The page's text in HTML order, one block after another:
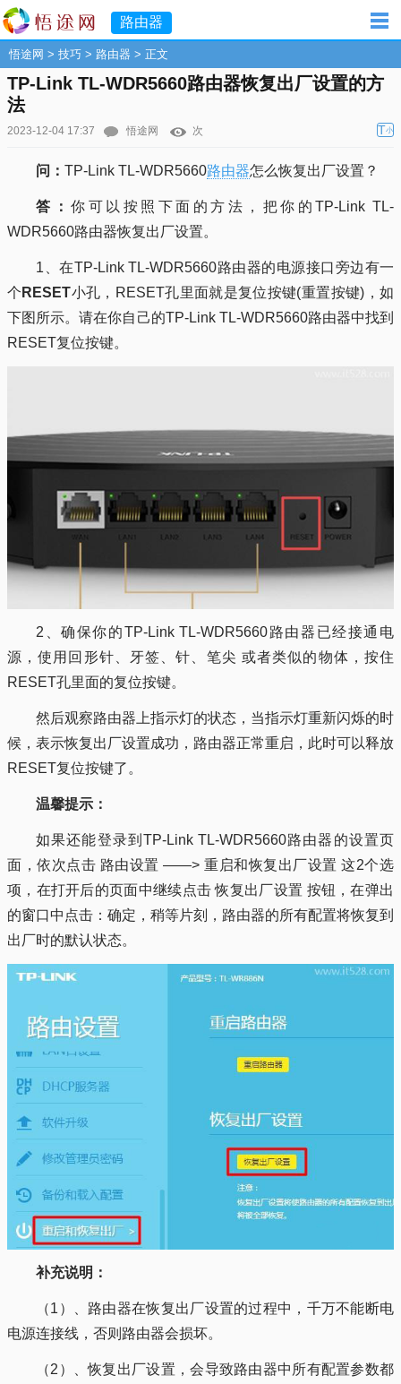
路由器
悟途网 > 技巧 > 路由器 > 正文
TP-Link TL-WDR5660路由器恢复出厂设置的方
法
2023-12-04 17:37 悟途网 次 T小
问： TP-Link TL-WDR5660路由器怎么恢复出厂设置？
答：你可以按照下面的方法，把你的TP-Link TL-
WDR5660路由器恢复出厂设置。
1、在TP-Link TL-WDR5660路由器的电源接口旁边有一
个 RESET小孔，RESET孔里面就是复位按键(重置按键)，如
下图所示。请在你自己的TP-Link TL-WDR5660路由器中找到
RESET复位按键。
2、确保你的TP-Link TL-WDR5660路由器已经接通电
源，使用回形针、牙签、针、笔尖 或者类似的物体，按住
RESET孔里面的复位按键。
然后观察路由器上指示灯的状态，当指示灯重新闪烁的时
候，表示恢复出厂设置成功，路由器正常重启，此时可以释放
RESET复位按键了。
温馨提示：
如果还能登录到TP-Link TL-WDR5660路由器的设置页
面，依次点击 路由设置 ——> 重启和恢复出厂设置 这2个选
项，在打开后的页面中继续点击 恢复出厂设置 按钮，在弹出
的窗口中点击：确定，稍等片刻，路由器的所有配置将恢复到
出厂时的默认状态。
补充说明：
（1）、路由器在恢复出厂设置的过程中，千万不能断电
电源连接线，否则路由器会损坏。
（2）、恢复出厂设置，会导致路由器中所有配置参数都